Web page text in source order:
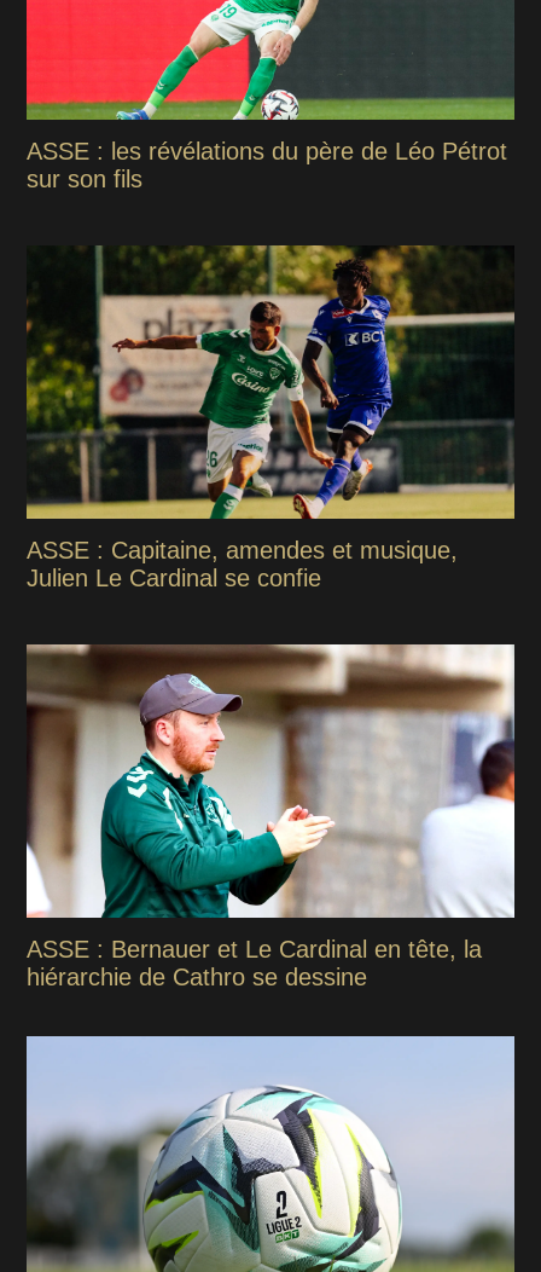
ASSE : les révélations du père de Léo Pétrot
sur son fils
ASSE : Capitaine, amendes et musique,
Julien Le Cardinal se confie
ASSE : Bernauer et Le Cardinal en tête, la
hiérarchie de Cathro se dessine